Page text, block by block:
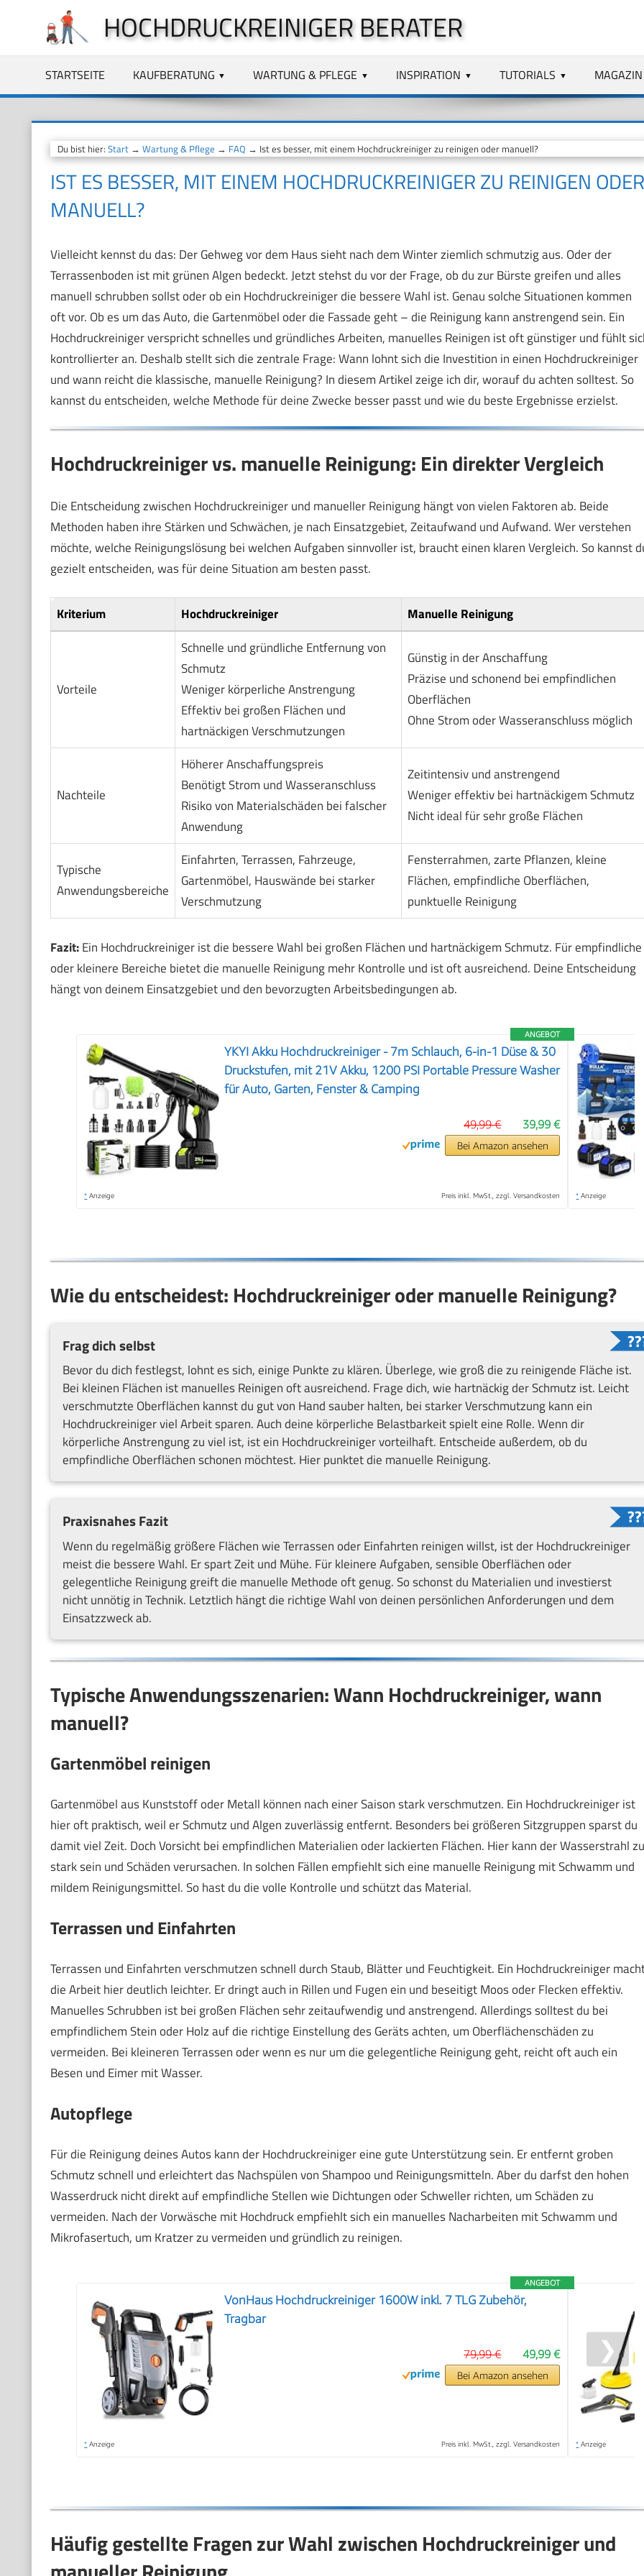
springen
HOCHDRUCKREINIGER BERATER
STARTSEITE KAUFBERATUNG WARTUNG & PFLEGE INSPIRATION TUTORIALS MAGAZIN
Du bist hier: Start→ Wartung & Pflege → FAQ → Ist es besser, mit einem Hochdruckreiniger zu reinigen oder manuell?
IST ES BESSER, MIT EINEM HOCHDRUCKREINIGER ZU REINIGEN ODER
MANUELL?
Vielleicht kennst du das: Der Gehweg vor dem Haus sieht nach dem Winter ziemlich schmutzig aus. Oder der
Terrassenboden ist mit grünen Algen bedeckt. Jetzt stehst du vor der Frage, ob du zur Bürste greifen und alles
manuell schrubben sollst oder ob ein Hochdruckreiniger die bessere Wahl ist. Genau solche Situationen kommen
oft vor. Ob es um das Auto, die Gartenmöbel oder die Fassade geht – die Reinigung kann anstrengend sein. Ein
Hochdruckreiniger verspricht schnelles und gründliches Arbeiten, manuelles Reinigen ist oft günstiger und fühlt
kontrollierter an. Deshalb stellt sich die zentrale Frage: Wann lohnt sich die Investition in einen Hochdruckreiniger
und wann reicht die klassische, manuelle Reinigung? In diesem Artikel zeige ich dir, worauf du achten solltest. So
kannst du entscheiden, welche Methode für deine Zwecke besser passt und wie du beste Ergebnisse erzielst.
Hochdruckreiniger vs. manuelle Reinigung: Ein direkter Vergleich
Die Entscheidung zwischen Hochdruckreiniger und manueller Reinigung hängt von vielen Faktoren ab. Beide
Methoden haben ihre Stärken und Schwächen, je nach Einsatzgebiet, Zeitaufwand und Aufwand. Wer verstehen
möchte, welche Reinigungslösung bei welchen Aufgaben sinnvoller ist, braucht einen klaren Vergleich. So kannst
gezielt entscheiden, was für deine Situation am besten passt.
Kriterium Hochdruckreiniger Manuelle Reinigung
Vorteile
Schnelle und gründliche Entfernung von
Schmutz
Weniger körperliche Anstrengung
Effektiv bei großen Flächen und
hartnäckigen Verschmutzungen
Günstig in der Anschaffung
Präzise und schonend bei empfindlichen
Oberflächen
Ohne Strom oder Wasseranschluss möglich
Nachteile
Höherer Anschaffungspreis
Benötigt Strom und Wasseranschluss
Risiko von Materialschäden bei falscher
Anwendung
Zeitintensiv und anstrengend
Weniger effektiv bei hartnäckigem Schmutz
Nicht ideal für sehr große Flächen
Typische
Anwendungsbereiche
Einfahrten, Terrassen, Fahrzeuge,
Gartenmöbel, Hauswände bei starker
Verschmutzung
Fensterrahmen, zarte Pflanzen, kleine
Flächen, empfindliche Oberflächen,
punktuelle Reinigung
Fazit:Ein Hochdruckreiniger ist die bessere Wahl bei großen Flächen und hartnäckigem Schmutz. Für empfindliche
oder kleinere Bereiche bietet die manuelle Reinigung mehr Kontrolle und ist oft ausreichend. Deine Entscheidung
hängt von deinem Einsatzgebiet und den bevorzugten Arbeitsbedingungen ab.
ANGEBOT
YKYI Akku Hochdruckreiniger - 7m Schlauch, 6-in-1 Düse & 30
Druckstufen, mit 21V Akku, 1200 PSI Portable Pressure Washer
für Auto, Garten, Fenster & Camping
39,99 €
49,99 €
Bei Amazon ansehen
* Anzeige Preis inkl. MwSt., zzgl. Versandkosten * Anzeige
❯
Wie du entscheidest: Hochdruckreiniger oder manuelle Reinigung?
Frag dich selbst
Bevor du dich festlegst, lohnt es sich, einige Punkte zu klären. Überlege, wie groß die zu reinigende Fläche ist.
Bei kleinen Flächen ist manuelles Reinigen oft ausreichend. Frage dich, wie hartnäckig der Schmutz ist. Leicht
verschmutzte Oberflächen kannst du gut von Hand sauber halten, bei starker Verschmutzung kann ein
Hochdruckreiniger viel Arbeit sparen. Auch deine körperliche Belastbarkeit spielt eine Rolle. Wenn dir
körperliche Anstrengung zu viel ist, ist ein Hochdruckreiniger vorteilhaft. Entscheide außerdem, ob du
empfindliche Oberflächen schonen möchtest. Hier punktet die manuelle Reinigung.
Praxisnahes Fazit
Wenn du regelmäßig größere Flächen wie Terrassen oder Einfahrten reinigen willst, ist der Hochdruckreiniger
meist die bessere Wahl. Er spart Zeit und Mühe. Für kleinere Aufgaben, sensible Oberflächen oder
gelegentliche Reinigung greift die manuelle Methode oft genug. So schonst du Materialien und investierst
nicht unnötig in Technik. Letztlich hängt die richtige Wahl von deinen persönlichen Anforderungen und dem
Einsatzzweck ab.
Typische Anwendungsszenarien: Wann Hochdruckreiniger, wann
manuell?
Gartenmöbel reinigen
Gartenmöbel aus Kunststoff oder Metall können nach einer Saison stark verschmutzen. Ein Hochdruckreiniger ist
hier oft praktisch, weil er Schmutz und Algen zuverlässig entfernt. Besonders bei größeren Sitzgruppen sparst du
damit viel Zeit. Doch Vorsicht bei empfindlichen Materialien oder lackierten Flächen. Hier kann der Wasserstrahl zu
stark sein und Schäden verursachen. In solchen Fällen empfiehlt sich eine manuelle Reinigung mit Schwamm und
mildem Reinigungsmittel. So hast du die volle Kontrolle und schützt das Material.
Terrassen und Einfahrten
Terrassen und Einfahrten verschmutzen schnell durch Staub, Blätter und Feuchtigkeit. Ein Hochdruckreiniger
die Arbeit hier deutlich leichter. Er dringt auch in Rillen und Fugen ein und beseitigt Moos oder Flecken effektiv.
Manuelles Schrubben ist bei großen Flächen sehr zeitaufwendig und anstrengend. Allerdings solltest du bei
empfindlichem Stein oder Holz auf die richtige Einstellung des Geräts achten, um Oberflächenschäden zu
vermeiden. Bei kleineren Terrassen oder wenn es nur um die gelegentliche Reinigung geht, reicht oft auch ein
Besen und Eimer mit Wasser.
Autopflege
Für die Reinigung deines Autos kann der Hochdruckreiniger eine gute Unterstützung sein. Er entfernt groben
Schmutz schnell und erleichtert das Nachspülen von Shampoo und Reinigungsmitteln. Aber du darfst den hohen
Wasserdruck nicht direkt auf empfindliche Stellen wie Dichtungen oder Schweller richten, um Schäden zu
vermeiden. Nach der Vorwäsche mit Hochdruck empfiehlt sich ein manuelles Nacharbeiten mit Schwamm und
Mikrofasertuch, um Kratzer zu vermeiden und gründlich zu reinigen.
ANGEBOT
VonHaus Hochdruckreiniger 1600W inkl. 7 TLG Zubehör,
Tragbar
49,99 €
79,99 €
Bei Amazon ansehen
* Anzeige Preis inkl. MwSt., zzgl. Versandkosten * Anzeige
❯
Häufig gestellte Fragen zur Wahl zwischen Hochdruckreiniger und